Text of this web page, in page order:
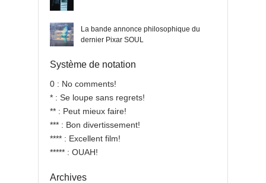
La bande annonce philosophique du
dernier Pixar SOUL
Système de notation
0 : No comments!
* : Se loupe sans regrets!
** : Peut mieux faire!
*** : Bon divertissement!
**** : Excellent film!
***** : OUAH!
Archives